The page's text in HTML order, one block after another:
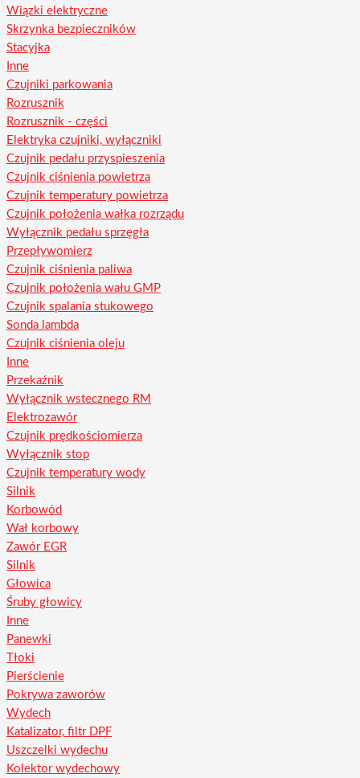
Wiązki elektryczne
Skrzynka bezpieczników
Stacyjka
Inne
Czujniki parkowania
Rozrusznik
Rozrusznik - części
Elektryka czujniki, wyłączniki
Czujnik pedału przyspieszenia
Czujnik ciśnienia powietrza
Czujnik temperatury powietrza
Czujnik położenia wałka rozrządu
Wyłącznik pedału sprzęgła
Przepływomierz
Czujnik ciśnienia paliwa
Czujnik położenia wału GMP
Czujnik spalania stukowego
Sonda lambda
Czujnik ciśnienia oleju
Inne
Przekaźnik
Wyłącznik wstecznego RM
Elektrozawór
Czujnik prędkościomierza
Wyłącznik stop
Czujnik temperatury wody
Silnik
Korbowód
Wał korbowy
Zawór EGR
Silnik
Głowica
Śruby głowicy
Inne
Panewki
Tłoki
Pierścienie
Pokrywa zaworów
Wydech
Katalizator, filtr DPF
Uszczelki wydechu
Kolektor wydechowy